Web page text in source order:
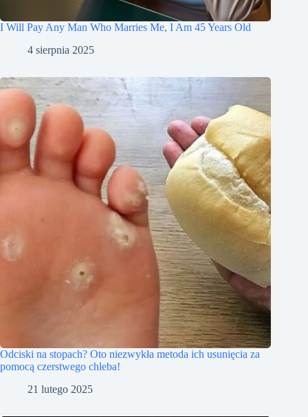
I Will Pay Any Man Who Marries Me, I Am 45 Years Old
4 sierpnia 2025
Odciski na stopach? Oto niezwykła metoda ich usunięcia za
pomocą czerstwego chleba!
21 lutego 2025